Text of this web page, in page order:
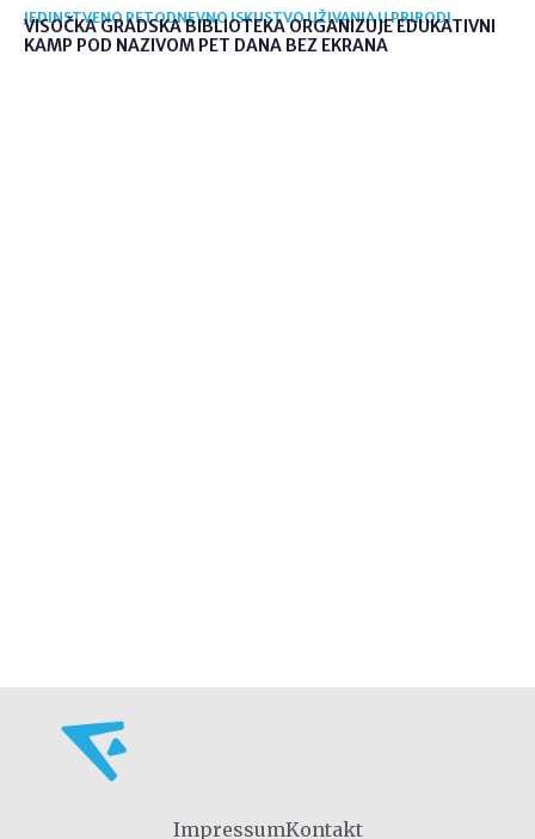
JEDINSTVENO PETODNEVNO ISKUSTVO UŽIVANJA U PRIRODI
VISOČKA GRADSKA BIBLIOTEKA ORGANIZUJE EDUKATIVNI
KAMP POD NAZIVOM PET DANA BEZ EKRANA
ImpressumKontakt